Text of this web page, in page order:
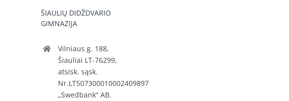
ŠIAULIŲ DIDŽDVARIO
GIMNAZIJA
Vilniaus g. 188,
Šiauliai LT-76299,
atsisk. sąsk.
Nr.LT507300010002409897
„Swedbank“ AB.